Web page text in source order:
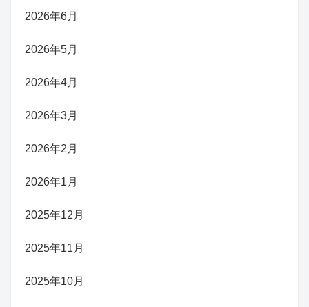
2026年6月
2026年5月
2026年4月
2026年3月
2026年2月
2026年1月
2025年12月
2025年11月
2025年10月